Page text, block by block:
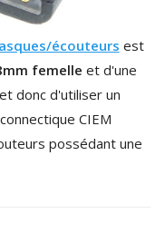
écouteurs est
femelle et d'une
donc d'utiliser un
CIEM
possédant une